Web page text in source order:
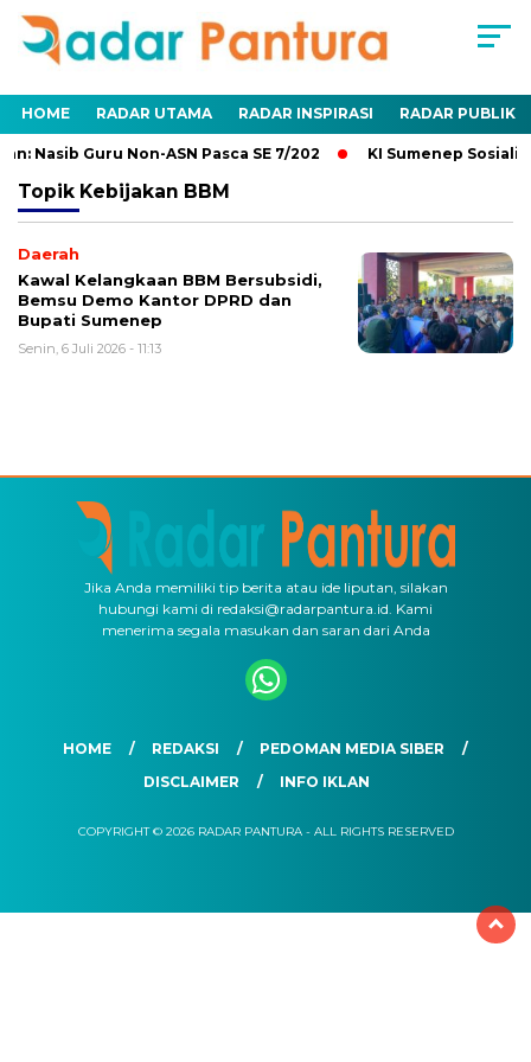
HOME RADAR UTAMA RADAR INSPIRASI RADAR PUBLIK
Nasib Guru Non-ASN Pasca SE 7/202 KI Sumenep
Topik Kebijakan BBM
Daerah
Kawal Kelangkaan BBM Bersubsidi,
Bemsu Demo Kantor DPRD dan
Bupati Sumenep
Senin, 6 Juli 2026 - 11:13
Jika Anda memiliki tip berita atau ide liputan, silakan
hubungi kami di redaksi@radarpantura.id. Kami
menerima segala masukan dan saran dari Anda
HOME REDAKSI
PEDOMAN MEDIA SIBER
DISCLAIMER
INFO IKLAN
COPYRIGHT © 2026 RADAR PANTURA - ALL RIGHTS RESERVED